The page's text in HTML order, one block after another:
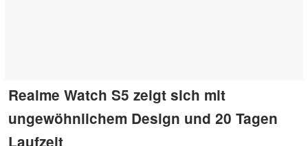
Realme Watch S5 zeigt sich mit
ungewöhnlichem Design und 20 Tagen
Laufzeit